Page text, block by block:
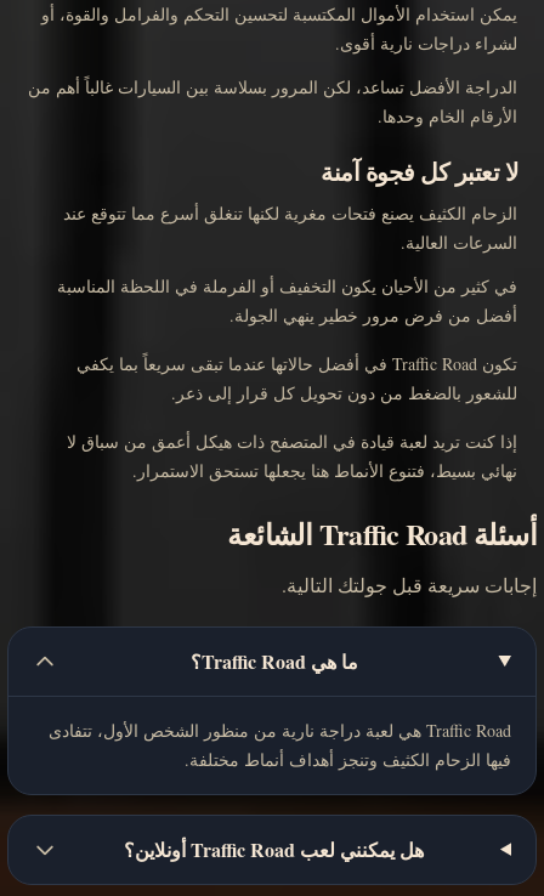
يمكن استخدام الأموال المكتسبة لتحسين التحكم والفرامل والقوة، أو
لشراء دراجات نارية أقوى.
الدراجة الأفضل تساعد، لكن المرور بسلاسة بين السيارات غالباً أهم من
الأرقام الخام وحدها.
لا تعتبر كل فجوة آمنة
الزحام الكثيف يصنع فتحات مغرية لكنها تنغلق أسرع مما تتوقع عند
السرعات العالية.
في كثير من الأحيان يكون التخفيف أو الفرملة في اللحظة المناسبة
أفضل من فرض مرور خطير ينهي الجولة.
تكون Traffic Road في أفضل حالاتها عندما تبقى سريعاً بما يكفي
للشعور بالضغط من دون تحويل كل قرار إلى ذعر.
إذا كنت تريد لعبة قيادة في المتصفح ذات هيكل أعمق من سباق لا
نهائي بسيط، فتنوع الأنماط هنا يجعلها تستحق الاستمرار.
أسئلة Traffic Road الشائعة
إجابات سريعة قبل جولتك التالية.
ما هي Traffic Road؟
Traffic Road هي لعبة دراجة نارية من منظور الشخص الأول، تتفادى
فيها الزحام الكثيف وتنجز أهداف أنماط مختلفة.
هل يمكنني لعب Traffic Road أونلاين؟